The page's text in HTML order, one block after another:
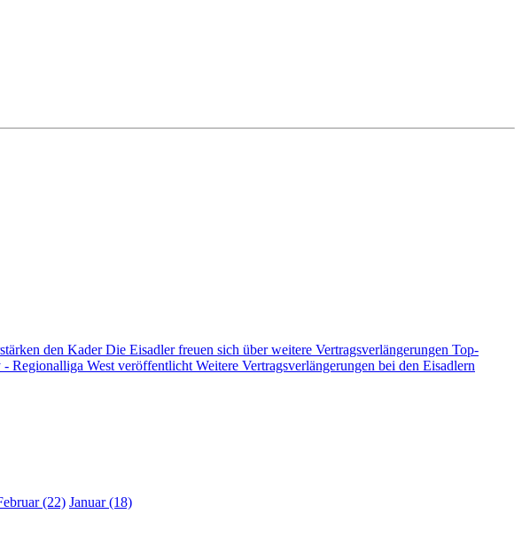
den KaderDie Eisadler freuen sich über weitere Vertragsverlängerungen Top-
- Regionalliga West veröffentlichtWeitere Vertragsverlängerungen bei den Eisadlern
(22) Januar (18)